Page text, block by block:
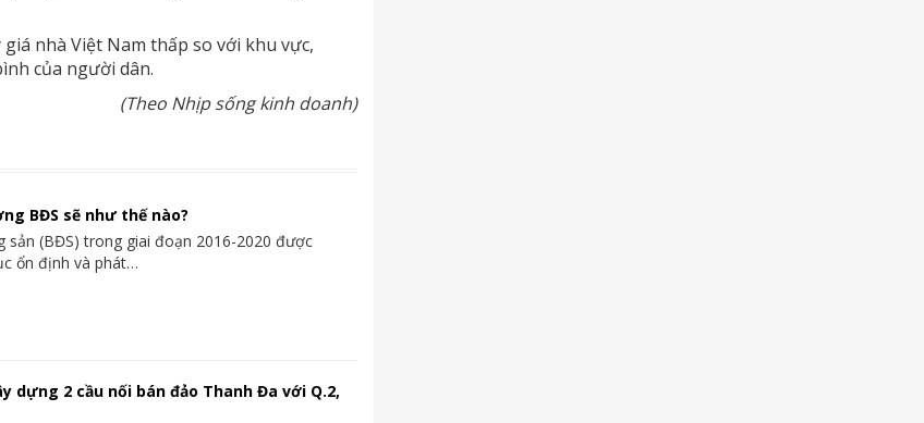
nhà Việt Nam thấp so với khu vực,
của người dân.
(Theo Nhịp sống kinh doanh)
BĐS sẽ như thế nào?
sản (BĐS) trong giai đoạn 2016-2020 được
ổn định và phát…
dựng 2 cầu nối bán đảo Thanh Đa với Q.2,